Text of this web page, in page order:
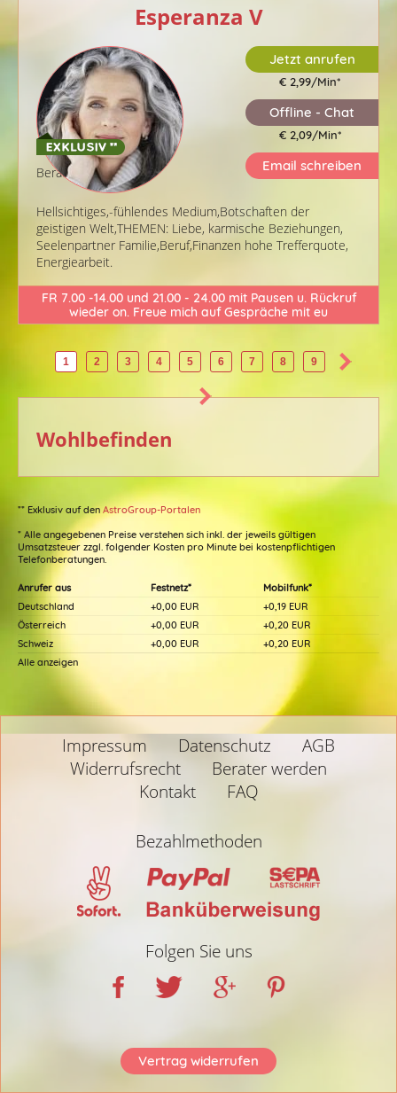
Esperanza V
Berater-ID: 268
Hellsichtiges,-fühlendes Medium,Botschaften der
geistigen Welt,THEMEN: Liebe, karmische Beziehungen,
Seelenpartner Familie,Beruf,Finanzen hohe Trefferquote,
Energiearbeit.
Jetzt anrufen
€ 2,99/Min*
Offline - Chat
€ 2,09/Min*
Email schreiben
FR 7.00 -14.00 und 21.00 - 24.00 mit Pausen u. Rückruf
wieder on. Freue mich auf Gespräche mit eu
1 2 3 4 5 6 7 8 9
Wohlbefinden
** Exklusiv auf den AstroGroup-Portalen
* Alle angegebenen Preise verstehen sich inkl. der jeweils gültigen
Umsatzsteuer zzgl. folgender Kosten pro Minute bei kostenpflichtigen
Telefonberatungen.
Anrufer aus Festnetz*
Mobilfunk*
Deutschland
+0,00 EUR
+0,19 EUR
Österreich
+0,00 EUR
+0,20 EUR
Schweiz
+0,00 EUR
+0,20 EUR
Alle anzeigen
Impressum Datenschutz
AGB
Widerrufsrecht
Berater werden
Kontakt
FAQ
Bezahlmethoden
Folgen Sie uns
Vertrag widerrufen